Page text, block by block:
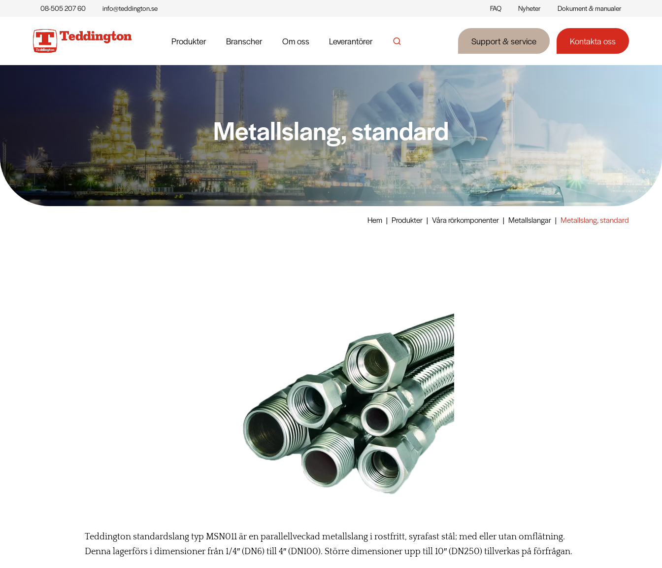
08-505 207 60 info@teddington.se FAQ Nyheter Dokument & manualer
Produkter Branscher Om oss Leverantörer Support & service Kontakta oss
Metallslang, standard
Hem | Produkter | Våra rörkomponenter | Metallslangar | Metallslang, standard
Teddington standardslang typ MSN011 är en parallellveckad metallslang i rostfritt, syrafast stål; med eller utan omflätning.
Denna lagerförs i dimensioner från 1/4″ (DN6) till 4″ (DN100). Större dimensioner upp till 10″ (DN250) tillverkas på förfrågan.